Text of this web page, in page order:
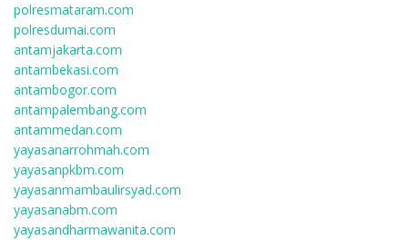
polresmataram.com
polresdumai.com
antamjakarta.com
antambekasi.com
antambogor.com
antampalembang.com
antammedan.com
yayasanarrohmah.com
yayasanpkbm.com
yayasanmambaulirsyad.com
yayasanabm.com
yayasandharmawanita.com